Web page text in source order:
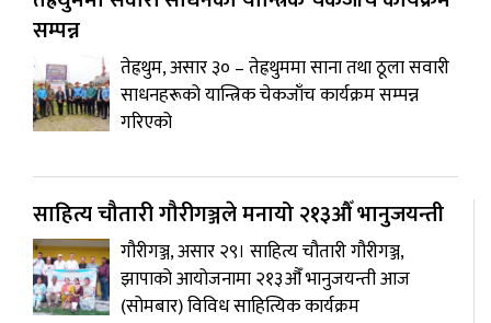
सम्पन्न
तेह्रथुम, असार ३० – तेह्रथुममा साना तथा ठूला सवारी
साधनहरूको यान्त्रिक चेकजाँच कार्यक्रम सम्पन्न
गरिएको
साहित्य चौतारी गौरीगञ्जले मनायो २१३औँ भानुजयन्ती
गौरीगञ्ज, असार २९। साहित्य चौतारी गौरीगञ्ज,
झापाको आयोजनामा २१३औँ भानुजयन्ती आज
(सोमबार) विविध साहित्यिक कार्यक्रम